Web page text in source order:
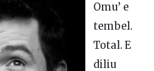
Omu’ e
tembel.
Total. E
diliu